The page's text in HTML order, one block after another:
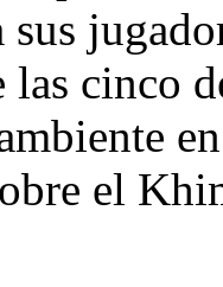
sus
las cinco
el